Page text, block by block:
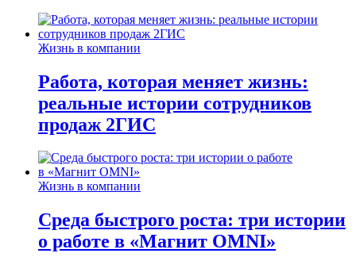
Жизнь в компании
Работа, которая меняет жизнь:
реальные истории сотрудников
продаж 2ГИС
Жизнь в компании
Среда быстрого роста: три истории
о работе в «Магнит OMNI»